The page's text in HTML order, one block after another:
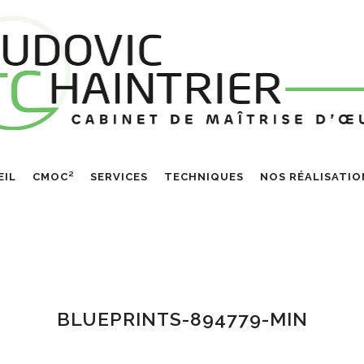
CMOC² SERVICES TECHNIQUES NOS
BLUEPRINTS-894779-MIN